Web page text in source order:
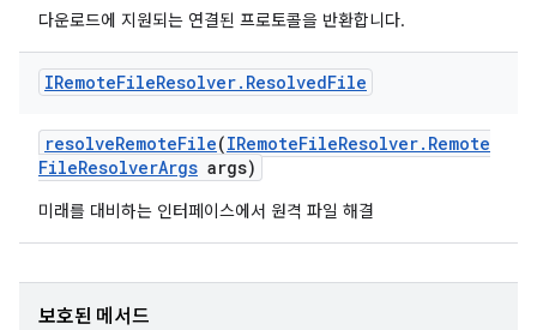
다운로드에 지원되는 연결된 프로토콜을 반환합니다.
IRemoteFileResolver. ResolvedFile
resolveRemoteFile(IRemoteFileResolver. Remote
FileResolverArgs args)
미래를 대비하는 인터페이스에서 원격 파일 해결
보호된 메서드